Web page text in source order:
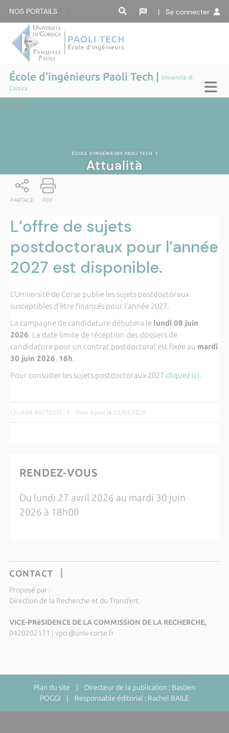
NOS PORTAILS : | Se connecter
École d'ingénieurs Paoli Tech |
Università di
Corsica
Attualità
ÉCOLE D'INGÉNIEURS PAOLI TECH |
Attualità
PARTAGE PDF
L’offre de sujets
postdoctoraux pour l’année
2027 est disponible.
L’Université de Corse publie les sujets postdoctoraux
susceptibles d’être financés pour l’année 2027.
La campagne de candidature débutera le lundi 08 juin
2026. La date limite de réception des dossiers de
candidature pour un contrat postdoctoral est fixée au mardi
30 juin 2026, 18h.
Pour consulter les sujets postdoctoraux 2027 cliquez ici.
CHJARA BATTESTI | Mise à jour le 23/04/2026
RENDEZ-VOUS
Du lundi 27 avril 2026 au mardi 30 juin
2026 à 18h00
CONTACT
Proposé par :
Direction de la Recherche et du Transfert
VICE-PRéSIDENCE DE LA COMMISSION DE LA RECHERCHE,
0420202171
vpcr@univ-corse.fr
Plan du site | Directeur de la publication : Bastien
POGGI | Responsable éditorial : Rachel BAILE